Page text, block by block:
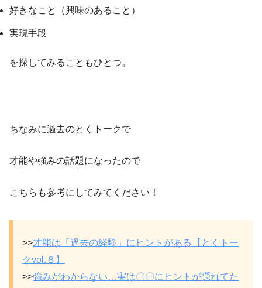
好きなこと（興味のあること）
実現手段
を探してみることもひとつ。
ちなみに過去のとくトークで
才能や強みの話題になったので
こちらも参考にしてみてください！
>>才能は「過去の経験」にヒントがある【とくトー
クvol.８】
>>強みがわからない…実は〇〇にヒントが隠れてた